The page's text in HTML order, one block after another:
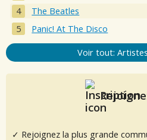
The Beatles
Panic! At The Disco
Voir tout:
✓ Rejoignez la plus grande